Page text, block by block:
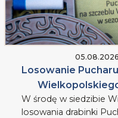
Losowanie
W środę w siedzibie
losowania drabinki